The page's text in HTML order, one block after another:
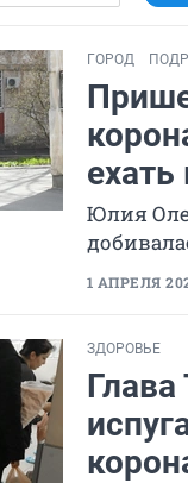
ГОРОД
ехать
Юлия
1 АПРЕЛЯ
ЗДОРОВЬЕ